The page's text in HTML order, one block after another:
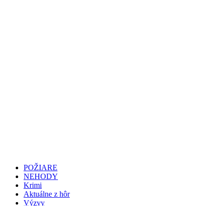
POŽIARE
NEHODY
Krimi
Aktuálne z hôr
Výzvy